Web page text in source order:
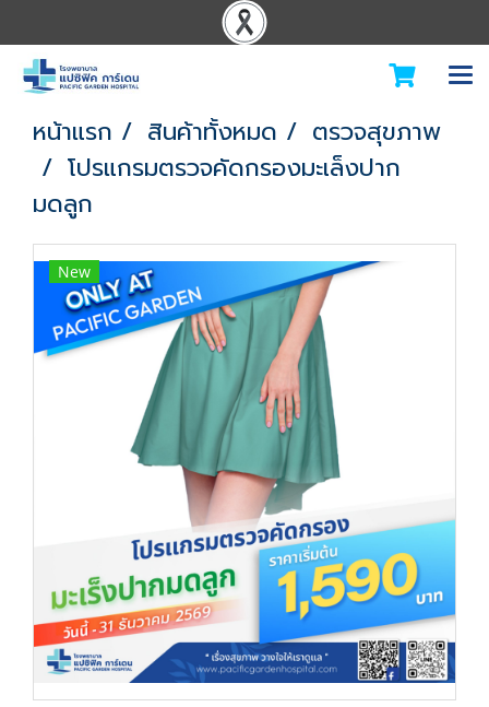
หน้าแรก สินค้าทั้งหมด
ตรวจสุขภาพ
โปรแกรมตรวจคัดกรองมะเล็งปาก
มดลูก
New